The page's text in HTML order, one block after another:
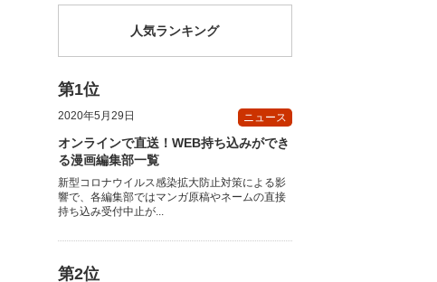
人気ランキング
2020年5月29日 ニュース
オンラインで直送！WEB持ち込みができ
る漫画編集部一覧
新型コロナウイルス感染拡大防止対策による影
響で、各編集部ではマンガ原稿やネームの直接
持ち込み受付中止が...